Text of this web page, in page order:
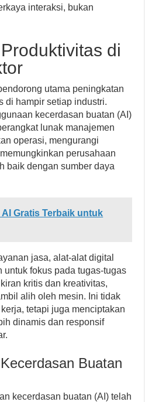
interaksi, bukan
di
utama peningkatan
di hampir setiap industri.
kecerdasan buatan (AI)
lunak manajemen
operasi, mengurangi
perusahaan
baik dengan sumber daya
Gratis Terbaik untuk
jasa, alat-alat digital
untuk fokus pada tugas-tugas
kritis dan kreativitas,
alih oleh mesin. Ini tidak
tetapi juga menciptakan
dinamis dan responsif
Buatan
kecerdasan buatan (AI) telah